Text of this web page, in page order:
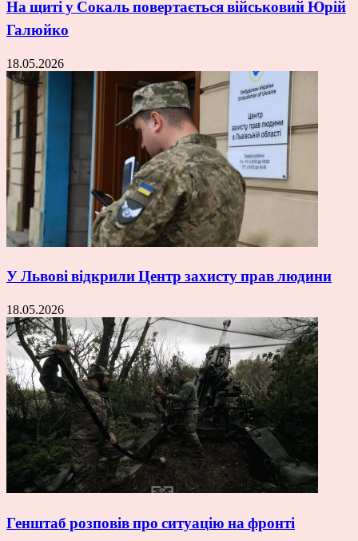
На щиті у Сокаль повертається військовий Юрій
Галюйко
18.05.2026
У Львові відкрили Центр захисту прав людини
18.05.2026
Генштаб розповів про ситуацію на фронті